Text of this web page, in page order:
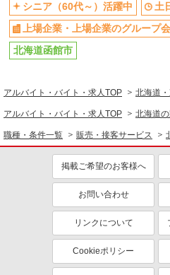
シニア（60代～）活躍中
土
上場企業・上場企業のグループ
北海道函館市
アルバイト・バイト・求人TOP 北海道
アルバイト・バイト・求人TOP 北海道
職種・条件一覧 販売・接客サービス
掲載ご希望のお客様へ
お問い合わせ
リンクについて
Cookieポリシー